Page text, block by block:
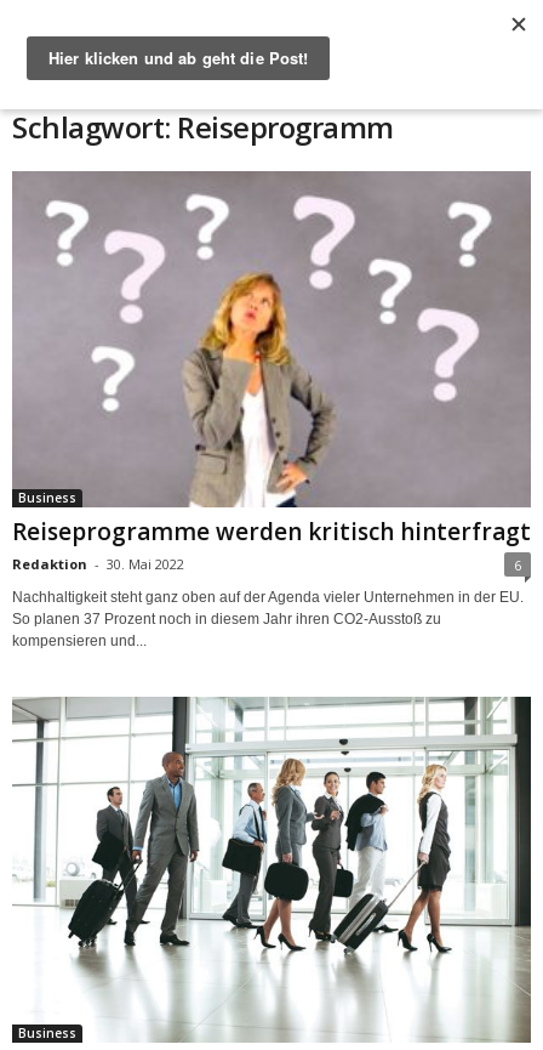
Schlagwort: Reiseprogramm
Business
Reiseprogramme werden kritisch hinterfragt
Redaktion - 30. Mai 2022 6
Nachhaltigkeit steht ganz oben auf der Agenda vieler Unternehmen in der EU.
So planen 37 Prozent noch in diesem Jahr ihren CO2-Ausstoß zu
kompensieren und...
Business